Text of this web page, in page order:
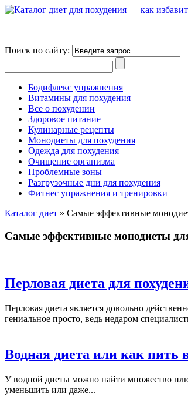
Поиск по сайту:
Бодифлекс упражнения
Витамины для похудения
Все о похудении
Здоровое питание
Кулинарные рецепты
Монодиеты для похудения
Одежда для похудения
Очищение организма
Проблемные зоны
Разгрузочные дни для похудения
Фитнес упражнения и тренировки
Каталог диет » Самые эффективные
Самые эффективные монодиеты
Перловая диета для
Перловая диета является довольно
гениальное просто, ведь недаром
Водная диета или как пить
У водной диеты можно найти множество
уменьшить или даже...